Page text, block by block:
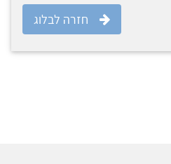
חזרה לבלוג